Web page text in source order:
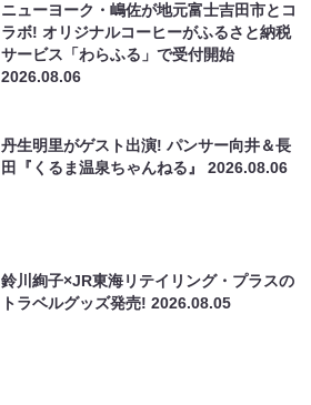
ニューヨーク・嶋佐が地元富士吉田市とコ
ラボ! オリジナルコーヒーがふるさと納税
サービス「わらふる」で受付開始
2026.08.06
丹生明里がゲスト出演! パンサー向井＆長
田『くるま温泉ちゃんねる』2026.08.06
鈴川絢子×JR東海リテイリング・プラスの
トラベルグッズ発売!2026.08.05